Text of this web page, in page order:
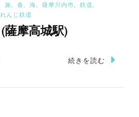
旅 春 海 薩摩川内市
鉄道
んじ鉄道
摩高城駅)
続きを読む